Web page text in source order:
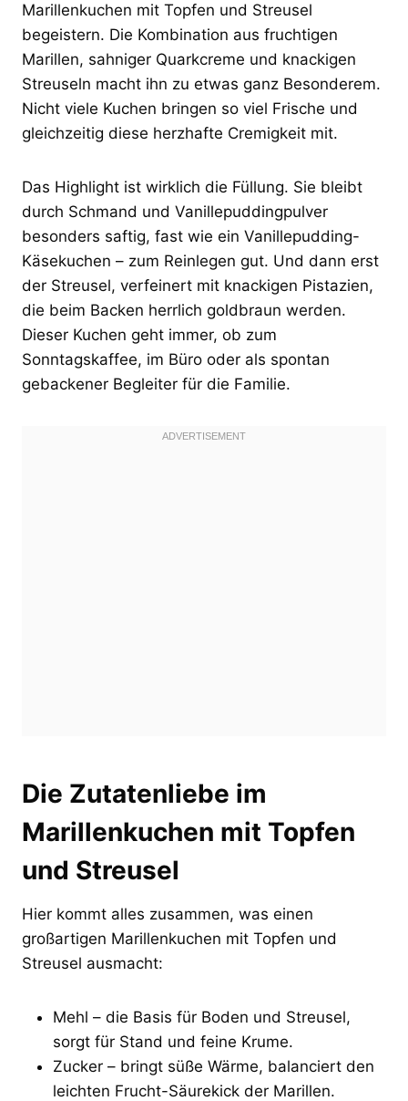
Marillenkuchen mit Topfen und Streusel
begeistern. Die Kombination aus fruchtigen
Marillen, sahniger Quarkcreme und knackigen
Streuseln macht ihn zu etwas ganz Besonderem.
Nicht viele Kuchen bringen so viel Frische und
gleichzeitig diese herzhafte Cremigkeit mit.
Das Highlight ist wirklich die Füllung. Sie bleibt
durch Schmand und Vanillepuddingpulver
besonders saftig, fast wie ein Vanillepudding-
Käsekuchen – zum Reinlegen gut. Und dann erst
der Streusel, verfeinert mit knackigen Pistazien,
die beim Backen herrlich goldbraun werden.
Dieser Kuchen geht immer, ob zum
Sonntagskaffee, im Büro oder als spontan
gebackener Begleiter für die Familie.
Die Zutatenliebe im
Marillenkuchen mit Topfen
und Streusel
Hier kommt alles zusammen, was einen
großartigen Marillenkuchen mit Topfen und
Streusel ausmacht:
Mehl – die Basis für Boden und Streusel,
sorgt für Stand und feine Krume.
Zucker – bringt süße Wärme, balanciert den
leichten Frucht-Säurekick der Marillen.